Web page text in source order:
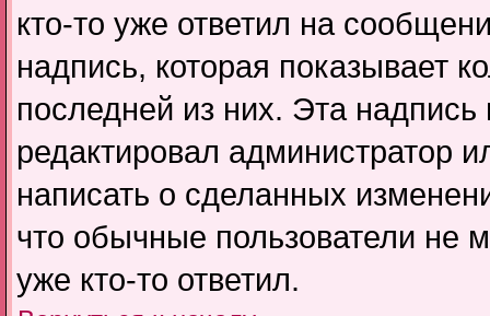
кто-то уже ответил на
надпись, которая показывает
последней из них. Эта
редактировал администратор
написать о сделанных
что обычные пользователи не
уже кто-то ответил.